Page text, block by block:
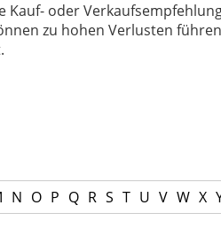
oder
zu hohen Verlusten
N O P Q R S T U V W X